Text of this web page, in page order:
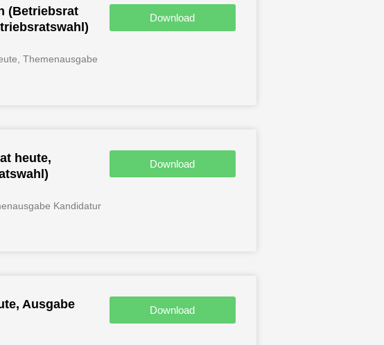
(Betriebsrat
Themenausgabe
Download
heute,
Kandidatur
Download
Ausgabe
Download